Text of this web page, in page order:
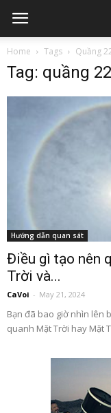
Home Tags Quầng
Tag: quầng
Hướng dẫn quan sát
Điều gì tạo nên
Trời và...
CaVoi - May 21, 2024
Bạn đã bao giờ nhìn lên
quanh Mặt Trời hay Mặt